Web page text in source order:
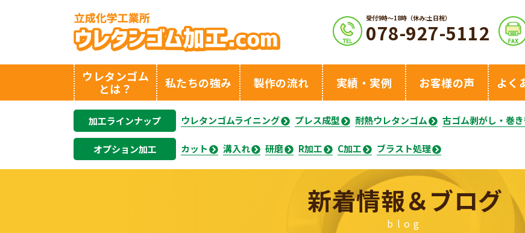
受付9時〜18時（休み:土日祝）
078-927-5112
ウレタンゴム
とは？
私たちの強み 製作の流れ 実績・実例 お客様の声 よく
加工ラインナップ ウレタンゴムライニング プレス成型 耐熱ウレタンゴム 古ゴム剥がし・巻
オプション加工 カット 溝入れ 研磨 R加工 C加工 ブラスト処理
新着情報＆ブログ
blog